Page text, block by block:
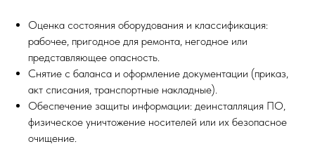
Только для юрлиц!
Комплексная услуга для коммерческих и
государственных предприятий и ИП
ОСТАВИТЬ ЗАЯВКУ (для компаний и ИП)
Оценка состояния оборудования и классификация:
рабочее, пригодное для ремонта, негодное или
представляющее опасность.
Снятие с баланса и оформление документации (приказ,
акт списания, транспортные накладные).
Обеспечение защиты информации: деинсталляция ПО,
физическое уничтожение носителей или их безопасное
очищение.